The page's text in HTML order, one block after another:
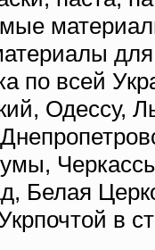
по всей
Одессу,
Белая
в